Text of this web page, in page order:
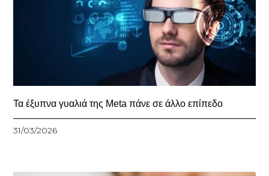
Τα έξυπνα γυαλιά της Meta πάνε σε άλλο επίπεδο
31/03/2026